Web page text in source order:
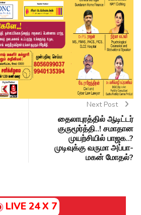
Next Post
தைலாபுரத்தில் ஆடிட்டர்
குருமூர்த்தி..! சமாதான
முயற்சியில் பாஜக..?
முடிவுக்கு வருமா அப்பா-
மகன் மோதல்?
LIVE 24 X 7